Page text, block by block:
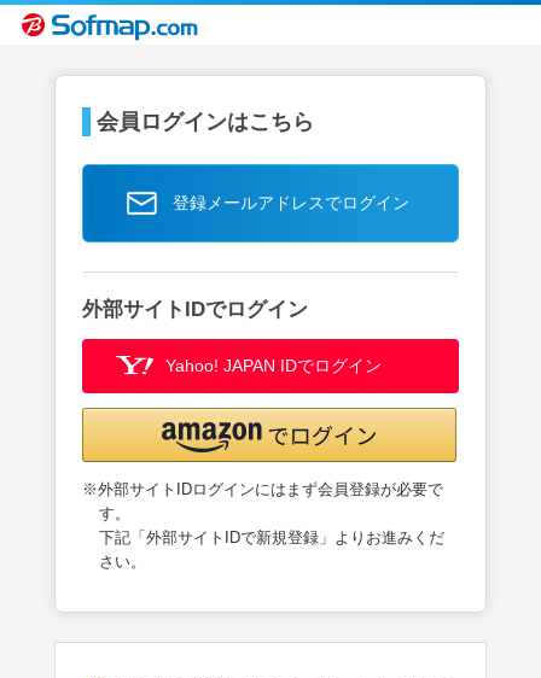
会員ログインはこちら
登録メールアドレスでログイン
外部サイトIDでログイン
Yahoo! JAPAN IDでログイン
※外部サイトIDログインにはまず会員登録が必要で
す。
下記「外部サイトIDで新規登録」よりお進みくだ
さい。